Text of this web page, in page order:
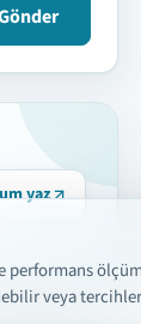
performans
veya
yaz